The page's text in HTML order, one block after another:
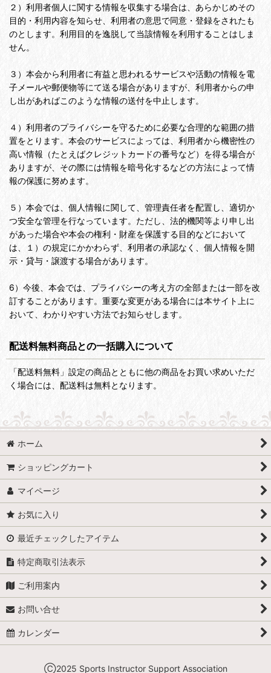
２）利用者個人に関する情報を収集する場合は、あらかじめその
目的・利用内容を知らせ、利用者の意思で同意・登録をされたも
のとします。利用目的を逸脱して当該情報を利用することはしま
せん。
３）本会から利用者に有益と思われるサービスや活動の情報を電
子メールや郵便物等にて送る場合がありますが、利用者からの申
し出があればこのような情報の送付を中止します。
４）利用者のプライバシーを守るために必要な合理的な範囲の措
置をとります。本会のサービスによっては、利用者から機密性の
高い情報（たとえばクレジットカードの番号など）を得る場合が
ありますが、その際には情報を暗号化するなどの方法によって情
報の保護に努めます。
５）本会では、個人情報に関して、管理責任者を配置し、適切か
つ安全な管理を行なっています。ただし、法的機関等より申し出
があった場合や本会の権利・財産を保護する目的などにおいて
は、１）の規定にかかわらず、利用者の承認なく、個人情報を開
示・貸与・譲渡する場合があります。
6）今後、本会では、プライバシーの考え方の全部または一部を改
訂することがあります。重要な変更がある場合には本サイト上に
おいて、わかりやすい方法でお知らせします。
配送料無料商品との一括購入について
「配送料無料」設定の商品とともに他の商品をお買い求めいただ
く場合には、配送料は無料となります。
ホーム
ショッピングカート
マイページ
お気に入り
最近チェックしたアイテム
特定商取引法表示
ご利用案内
お問い合せ
カレンダー
Ⓒ2025 Sports Instructor Support Association